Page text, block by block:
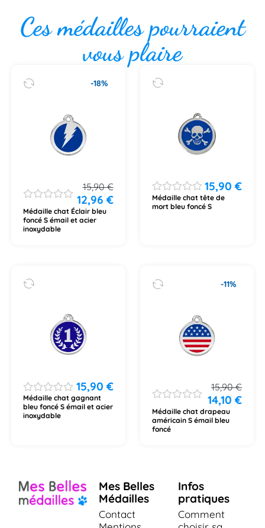
Ces médailles pourraient
vous plaire
-18%
15,90€
12,96 €
Médaille chat Éclair bleu
foncé S émail et acier
inoxydable
15,90€
Médaille chat tête de
mort bleu foncé S
15,90 €
Médaille chat gagnant
bleu foncé S émail et acier
inoxydable
-11%
15,90€
14,10€
Médaille chat drapeau
américain S émail bleu
foncé
Mes Belles
Médailles
Contact
Infos
pratiques
Comment